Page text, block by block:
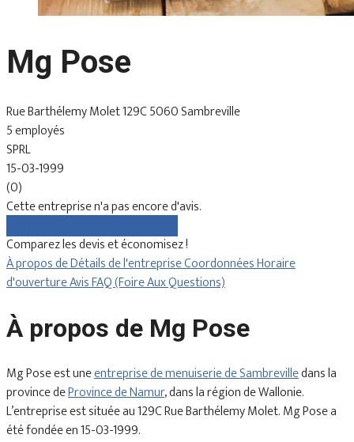
Mg Pose
Rue Barthélemy Molet 129C 5060 Sambreville
5 employés
SPRL
15-03-1999
(0)
Cette entreprise n'a pas encore d'avis.
Comparez les devis et économisez !
À propos deDétails de l'entrepriseCoordonnéesHoraire
d'ouvertureAvisFAQ (Foire Aux Questions)
À propos de Mg Pose
Mg Pose est uneentreprise de menuiserie de Sambrevilledans la
province deProvince de Namur, dans la région de Wallonie.
L’entreprise est située au 129C Rue Barthélemy Molet. Mg Pose a
été fondée en 15-03-1999.